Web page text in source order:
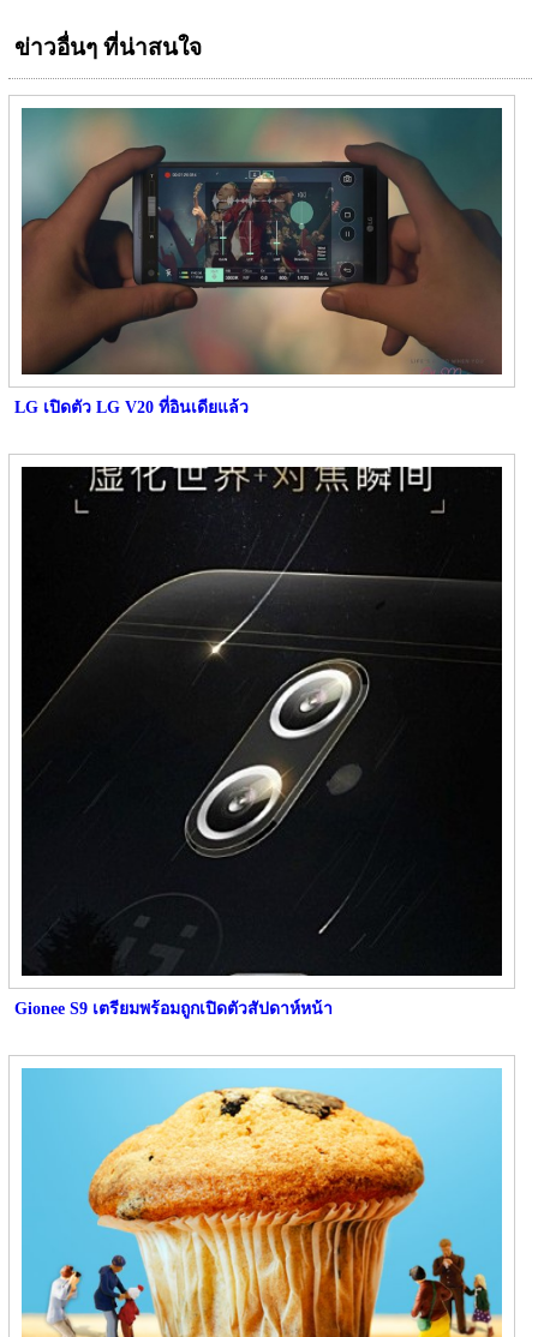
ข่าวอื่นๆ ที่น่าสนใจ
LG เปิดตัว LG V20 ที่อินเดียแล้ว
Gionee S9 เตรียมพร้อมถูกเปิดตัวสัปดาห์หน้า